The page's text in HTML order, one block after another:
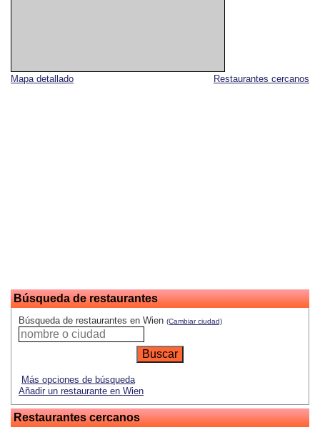
Restaurantes cercanos
Mapa detallado
Búsqueda de restaurantes
Búsqueda de restaurantes en Wien (Cambiar ciudad)
Más opciones de búsqueda
Añadir un restaurante en Wien
Restaurantes cercanos